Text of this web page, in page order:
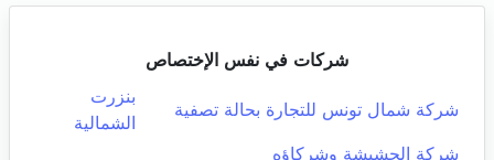
شركات في نفس الإختصاص
شركة شمال تونس للتجارة بحالة تصفية
بنزرت
الشمالية
شركة الحشيشة وشركاؤه